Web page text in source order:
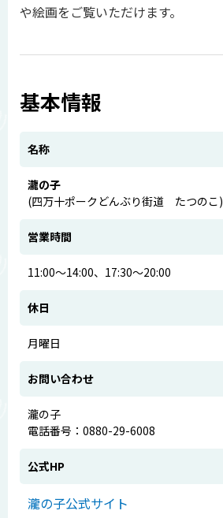
や絵画をご覧いただけます。
基本情報
名称
瀧の子
(四万十ポークどんぶり街道 たつのこ)
営業時間
11:00～14:00、17:30～20:00
休日
月曜日
お問い合わせ
瀧の子
電話番号：0880-29-6008
公式HP
瀧の子公式サイト